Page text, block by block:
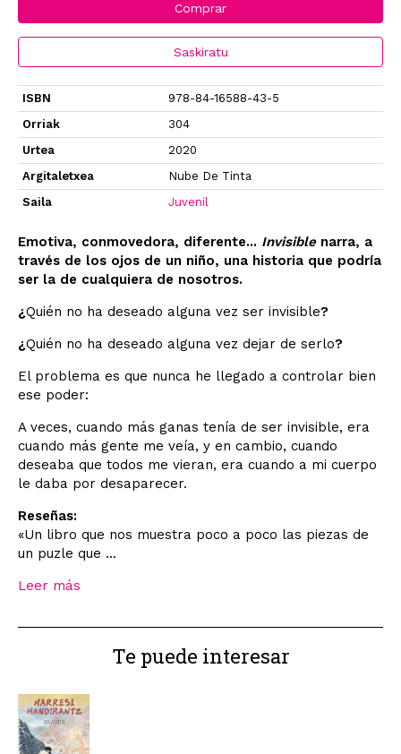
Comprar
Saskiratu
ISBN
978-84-16588-43-5
Orriak
304
Urtea
2020
Argitaletxea
Nube De Tinta
Saila
Juvenil
Emotiva, conmovedora, diferente... Invisible narra, a
través de los ojos de un niño, una historia que podría
ser la de cualquiera de nosotros.
¿Quién no ha deseado alguna vez ser invisible?
¿Quién no ha deseado alguna vez dejar de serlo?
El problema es que nunca he llegado a controlar bien
ese poder:
A veces, cuando más ganas tenía de ser invisible, era
cuando más gente me veía, y en cambio, cuando
deseaba que todos me vieran, era cuando a mi cuerpo
le daba por desaparecer.
Reseñas:
«Un libro que nos muestra poco a poco las piezas de
un puzle que ...
Leer más
Te puede interesar